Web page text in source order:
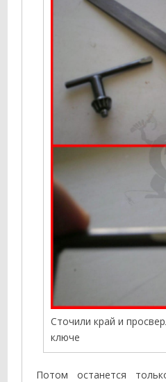
Сточили край и
ключе
Потом останется